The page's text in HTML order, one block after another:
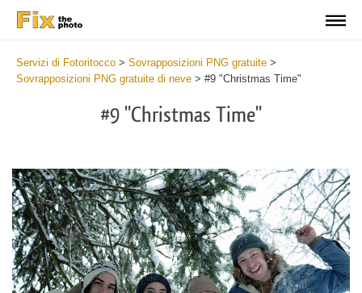
Servizi di Fotoritocco > Sovrapposizioni PNG gratuite >
Sovrapposizioni PNG gratuite di neve > #9 "Christmas Time"
#9 "Christmas Time"